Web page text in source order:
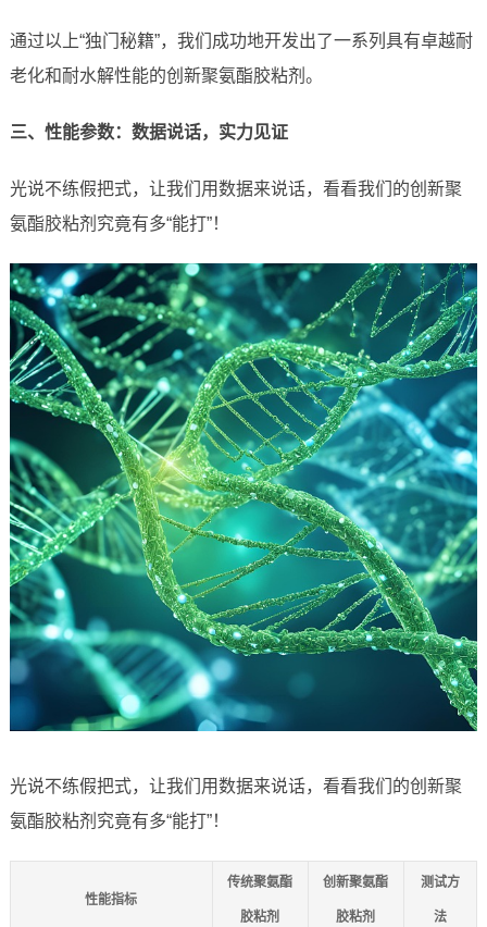
通过以上“独门秘籍”，我们成功地开发出了一系列具有卓越耐
老化和耐水解性能的创新聚氨酯胶粘剂。
三、性能参数：数据说话，实力见证
光说不练假把式，让我们用数据来说话，看看我们的创新聚
氨酯胶粘剂究竟有多“能打”！
光说不练假把式，让我们用数据来说话，看看我们的创新聚
氨酯胶粘剂究竟有多“能打”！
性能指标
传统聚氨酯
胶粘剂
创新聚氨酯
胶粘剂
测试方
法